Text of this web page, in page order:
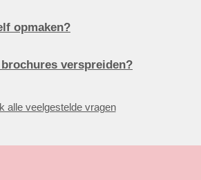
opmaken?
verspreiden?
alle veelgestelde vragen